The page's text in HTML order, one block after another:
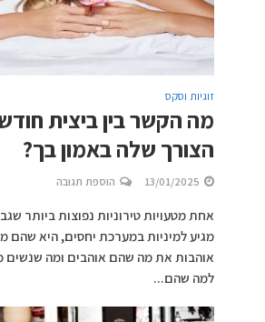
זוגיות וסקס
מה הקשר בין ביצית
הצורך שלה באמון בך?
13/01/2025 הוספת תגובה
אחת מטעויות טירוניות נפוצות ביותר
מגיע למיניות במערכת יחסים, היא שהם
אוהבות את מה שהם אוהבים ומה שנשים
למה שהם...